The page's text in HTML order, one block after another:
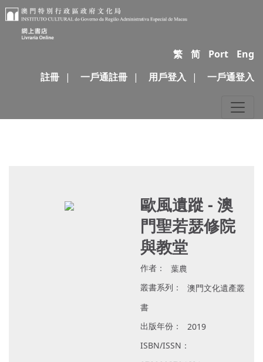
繁 简 Port
Eng
註冊
| 一戶通註冊 | 用戶登入 | 一戶通登入
歐風遺蹤 - 澳
門聖若瑟修院
與教堂
作者：
葉農
叢書系列：
澳門文化遺產叢
書
出版年份：
2019
ISBN/ISSN：